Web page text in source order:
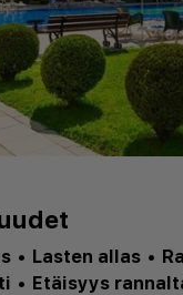
• Lasten allas •
• Etäisyys